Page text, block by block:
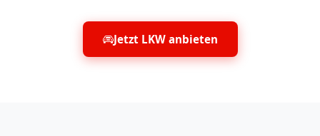
Jetzt LKW anbieten